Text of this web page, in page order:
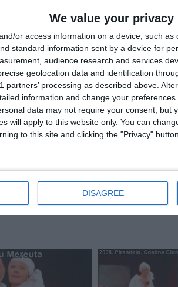
We value your privacy
or access information on a device, such as
standard information sent by a device for
audience research and services
geolocation data and identification
partners’ processing as described above.
information and change your preferences
data may not require your consent, but
will apply to this website only. You can
to this site and clicking the "Privacy"
DISAGREE
putem urmări comentariile tale pe site. Nu vom folosi datele
privind informaţii despre cum și de ce stocăm datele tale.